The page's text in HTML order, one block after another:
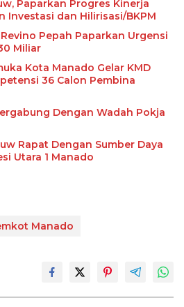
Paparkan Progres Kinerja
Investasi dan Hilirisasi/BKPM
Pepah Paparkan Urgensi
Miliar
Kota Manado Gelar KMD
36 Calon Pembina
Dengan Wadah Pokja
Rapat Dengan Sumber Daya
Utara 1 Manado
Manado